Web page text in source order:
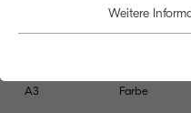
A3 Farbe
Weitere